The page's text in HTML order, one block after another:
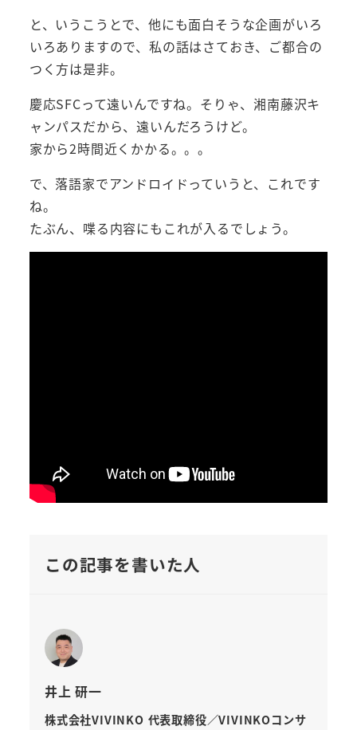
と、いうこうとで、他にも面白そうな企画がいろ
いろありますので、私の話はさておき、ご都合の
つく方は是非。
慶応SFCって遠いんですね。そりゃ、湘南藤沢キ
ャンパスだから、遠いんだろうけど。
家から2時間近くかかる。。。
で、落語家でアンドロイドっていうと、これです
ね。
たぶん、喋る内容にもこれが入るでしょう。
この記事を書いた人
井上 研一
株式会社VIVINKO 代表取締役／VIVINKOコンサ